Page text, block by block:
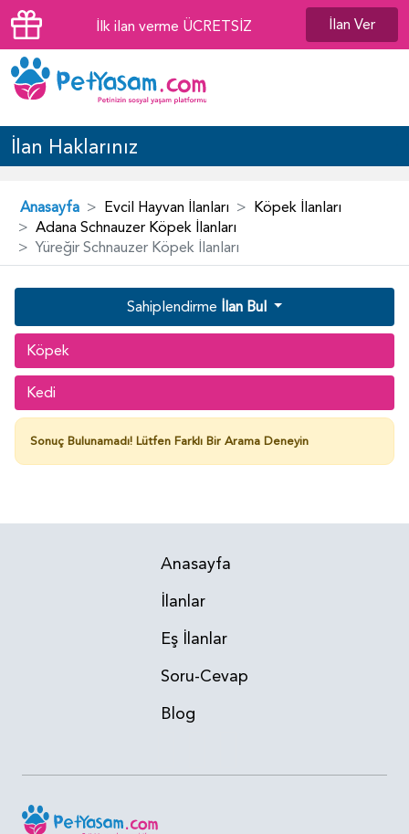
İlk ilan verme ÜCRETSİZ İlan Ver
İlan Haklarınız
Anasayfa Evcil Hayvan İlanları
Köpek İlanları
Adana Schnauzer Köpek İlanları
Yüreğir Schnauzer Köpek İlanları
Sahiplendirme İlan Bul
Köpek
Kedi
Sonuç Bulunamadı! Lütfen Farklı Bir Arama Deneyin
Anasayfa
İlanlar
Eş İlanlar
Soru-Cevap
Blog